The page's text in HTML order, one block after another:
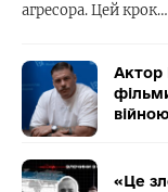
агресора. Цей крок…
Актор
«Це